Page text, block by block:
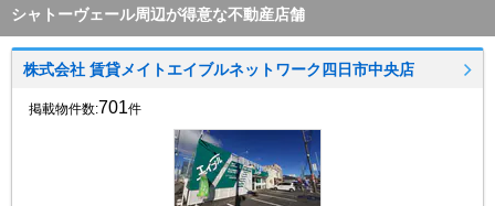
シャトーヴェール周辺が得意な不動産店舗
株式会社 賃貸メイトエイブルネットワーク四日市中央店
掲載物件数:701件